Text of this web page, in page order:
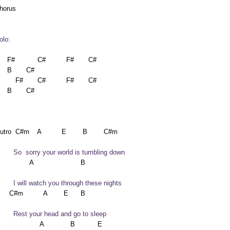
F#           C#          F#       C#
B       C#
F#       C#          F#       C#
B       C#
So  sorry your world is tumbling down
I will watch you through these nights
Rest your head and go to sleep